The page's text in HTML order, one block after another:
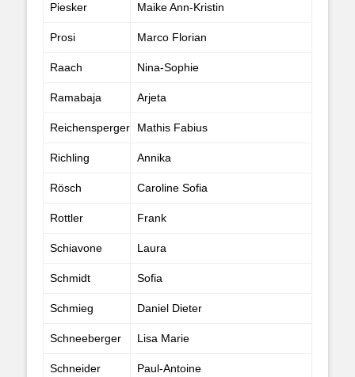
Piesker Maike Ann-Kristin
Prosi Marco Florian
Raach Nina-Sophie
Ramabaja Arjeta
Reichensperger Mathis Fabius
Richling Annika
Rösch Caroline Sofia
Rottler Frank
Schiavone Laura
Schmidt Sofia
Schmieg Daniel Dieter
Schneeberger Lisa Marie
Schneider Paul-Antoine